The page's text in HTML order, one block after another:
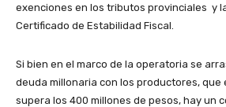
exenciones en los tributos provinciales y
Certificado de Estabilidad Fiscal.
Si bien en el marco de la operatoria se
deuda millonaria con los productores, que
supera los 400 millones de pesos, hay un